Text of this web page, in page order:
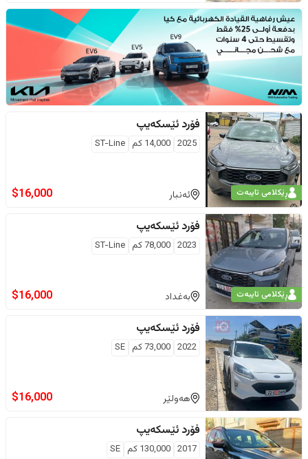
ڕێکلامی تایبەت
فۆرد ئێسکەیپ
2025
14,000 كم ST-Line
ئەنبار $16,000
ڕێکلامی تایبەت
فۆرد ئێسکەیپ
2023
78,000كم ST-Line
بەغداد $16,000
فۆرد ئێسکەیپ
2022
73,000كم SE
هەولێر $16,000
فۆرد ئێسکەیپ
2017
130,000 كم SE